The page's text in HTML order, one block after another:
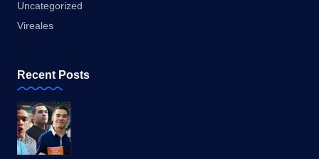
Uncategorized
Vireales
Recent Posts